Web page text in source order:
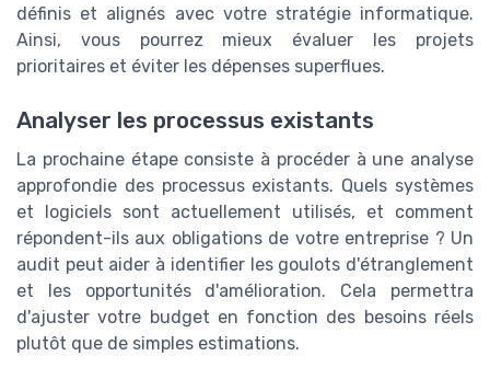
définis et alignés avec votre stratégie informatique.
Ainsi, vous pourrez mieux évaluer les projets
prioritaires et éviter les dépenses superflues.
Analyser les processus existants
La prochaine étape consiste à procéder à une analyse
approfondie des processus existants. Quels systèmes
et logiciels sont actuellement utilisés, et comment
répondent-ils aux obligations de votre entreprise ? Un
audit peut aider à identifier les goulots d'étranglement
et les opportunités d'amélioration. Cela permettra
d'ajuster votre budget en fonction des besoins réels
plutôt que de simples estimations.